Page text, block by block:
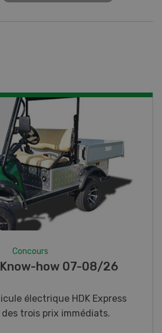
07-08/26
cinq couteaux de poche LANDI